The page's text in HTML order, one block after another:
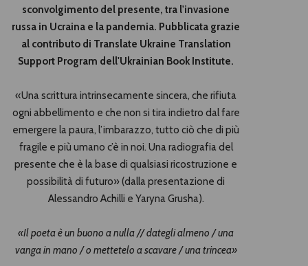
sconvolgimento del presente, tra l'invasione
russa in Ucraina e la pandemia. Pubblicata grazie
al contributo di Translate Ukraine Translation
Support Program dell'Ukrainian Book Institute.
«Una scrittura intrinsecamente sincera, che rifiuta
ogni abbellimento e che non si tira indietro dal fare
emergere la paura, l’imbarazzo, tutto ciò che di più
fragile e più umano c’è in noi. Una radiografia del
presente che è la base di qualsiasi ricostruzione e
possibilità di futuro» (dalla presentazione di
Alessandro Achilli e Yaryna Grusha).
«Il poeta è un buono a nulla // dategli almeno / una
vanga in mano / o mettetelo a scavare / una trincea»